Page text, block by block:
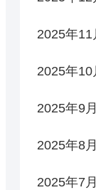
2025年11
2025年10
2025年9月
2025年8月
2025年7月